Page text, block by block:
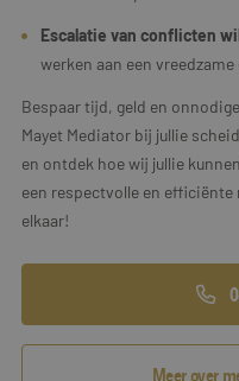
Escalatie van conflicten
werken aan een
Bespaar tijd, geld en
Mayet Mediator bij jullie
en ontdek hoe wij jullie
een respectvolle en efficiënte
elkaar!
Meer over